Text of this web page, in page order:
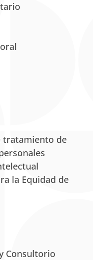
tratamiento de
la Equidad de
Consultorio